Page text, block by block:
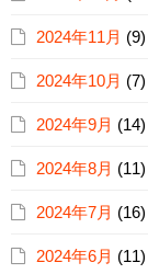
2024年11月 (9)
2024年10月 (7)
2024年9月 (14)
2024年8月 (11)
2024年7月 (16)
2024年6月 (11)